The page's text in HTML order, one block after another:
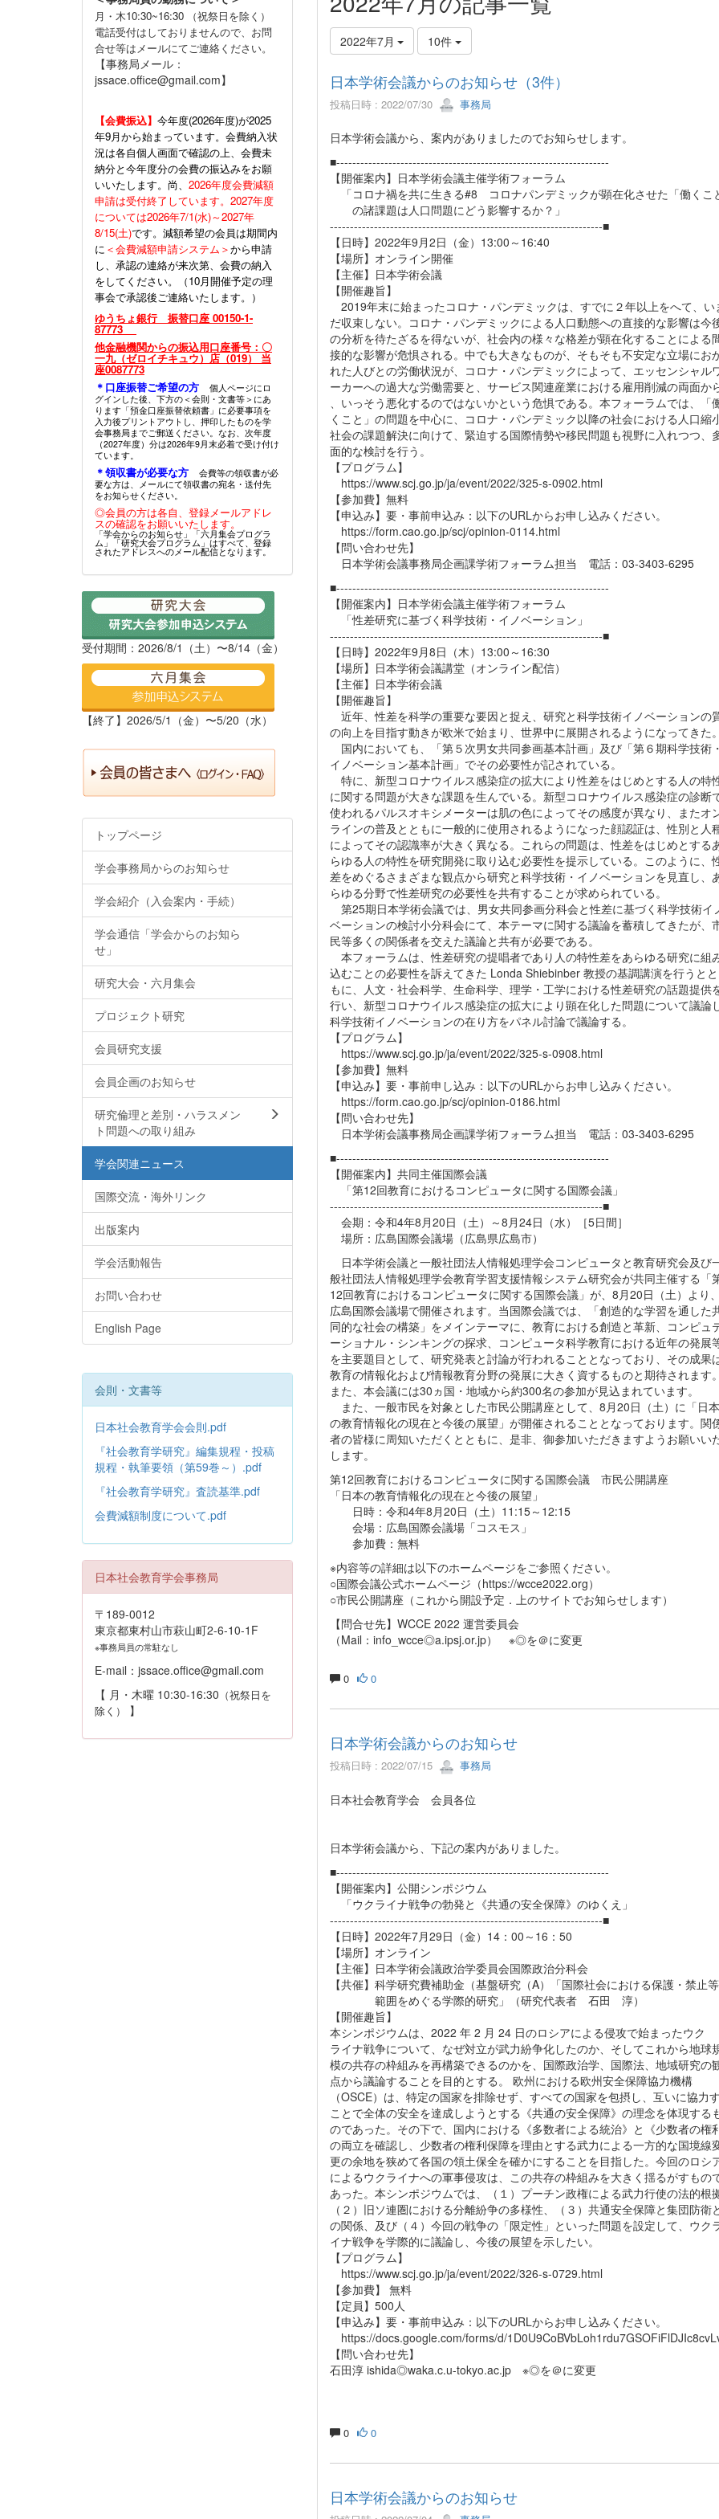
2022年7月 10件
日本学術会議からのお知らせ（3件）
投稿日時 : 2022/07/30 事務局
日本学術会議から、案内がありましたのでお知らせします。
■--------------------------------------------------------------------
【開催案内】日本学術会議主催学術フォーラム
「コロナ禍を共に生きる#8 コロナパンデミックが顕在化させた「働くこ
の諸課題は人口問題にどう影響するか？」
--------------------------------------------------------------------■
【日時】2022年9月2日（金）13:00～16:40
【場所】オンライン開催
【主催】日本学術会議
【開催趣旨】
2019年末に始まったコロナ・パンデミックは、すでに２年以上をへて、い
だ収束しない。コロナ・パンデミックによる人口動態への直接的な影響は今
の分析を待たざるを得ないが、社会内の様々な格差が顕在化することによる
接的な影響が危惧される。中でも大きなものが、そもそも不安定な立場にお
れた人びとの労働状況が、コロナ・パンデミックによって、エッセンシャル
ーカーへの過大な労働需要と、サービス関連産業における雇用削減の両面か
、いっそう悪化するのではないかという危惧である。本フォーラムでは、「
くこと」の問題を中心に、コロナ・パンデミック以降の社会における人口縮
社会の課題解決に向けて、緊迫する国際情勢や移民問題も視野に入れつつ、
面的な検討を行う。
【プログラム】
https://www.scj.go.jp/ja/event/2022/325-s-0902.html
【参加費】無料
【申込み】要・事前申込み：以下のURLからお申し込みください。
https://form.cao.go.jp/scj/opinion-0114.html
【問い合わせ先】
日本学術会議事務局企画課学術フォーラム担当 電話：03-3403-6295
■--------------------------------------------------------------------
【開催案内】日本学術会議主催学術フォーラム
「性差研究に基づく科学技術・イノベーション」
--------------------------------------------------------------------■
【日時】2022年9月8日（木）13:00～16:30
【場所】日本学術会議講堂（オンライン配信）
【主催】日本学術会議
【開催趣旨】
近年、性差を科学の重要な要因と捉え、研究と科学技術イノベーションの
の向上を目指す動きが欧米で始まり、世界中に展開されるようになってきた。
国内においても、「第５次男女共同参画基本計画」及び「第６期科学技術・
イノベーション基本計画」でその必要性が記されている。
特に、新型コロナウイルス感染症の拡大により性差をはじめとする人の特
に関する問題が大きな課題を生んでいる。新型コロナウイルス感染症の診断
使われるパルスオキシメーターは肌の色によってその感度が異なり、またオ
ラインの普及とともに一般的に使用されるようになった顔認証は、性別と人
によってその認識率が大きく異なる。これらの問題は、性差をはじめとする
らゆる人の特性を研究開発に取り込む必要性を提示している。このように、
差をめぐるさまざまな観点から研究と科学技術・イノベーションを見直し、
らゆる分野で性差研究の必要性を共有することが求められている。
第25期日本学術会議では、男女共同参画分科会と性差に基づく科学技術イ
ベーションの検討小分科会にて、本テーマに関する議論を蓄積してきたが、
民等多くの関係者を交えた議論と共有が必要である。
本フォーラムは、性差研究の提唱者であり人の特性差をあらゆる研究に組
込むことの必要性を訴えてきた Londa Shiebinber 教授の基調講演を行うとと
もに、人文・社会科学、生命科学、理学・工学における性差研究の話題提供
行い、新型コロナウイルス感染症の拡大により顕在化した問題について議論し
科学技術イノベーションの在り方をパネル討論で議論する。
【プログラム】
https://www.scj.go.jp/ja/event/2022/325-s-0908.html
【参加費】無料
【申込み】要・事前申し込み：以下のURLからお申し込みください。
https://form.cao.go.jp/scj/opinion-0186.html
【問い合わせ先】
日本学術会議事務局企画課学術フォーラム担当 電話：03-3403-6295
■--------------------------------------------------------------------
【開催案内】共同主催国際会議
「第12回教育におけるコンピュータに関する国際会議」
--------------------------------------------------------------------■
会期：令和4年8月20日（土）～8月24日（水）［5日間］
場所：広島国際会議場（広島県広島市）
日本学術会議と一般社団法人情報処理学会コンピュータと教育研究会及び
般社団法人情報処理学会教育学習支援情報システム研究会が共同主催する「
12回教育におけるコンピュータに関する国際会議」が、8月20日（土）より、
広島国際会議場で開催されます。当国際会議では、「創造的な学習を通した
同的な社会の構築」をメインテーマに、教育における創造と革新、コンピュ
ーショナル・シンキングの探求、コンピュータ科学教育における近年の発展
を主要題目として、研究発表と討論が行われることとなっており、その成果は
教育の情報化および情報教育分野の発展に大きく資するものと期待されます。
また、本会議には30ヵ国・地域から約300名の参加が見込まれています。
また、一般市民を対象とした市民公開講座として、8月20日（土）に「日本
の教育情報化の現在と今後の展望」が開催されることとなっております。関
者の皆様に周知いただくとともに、是非、御参加いただきますようお願いい
します。
第12回教育におけるコンピュータに関する国際会議 市民公開講座
「日本の教育情報化の現在と今後の展望」
日時：令和4年8月20日（土）11:15～12:15
会場：広島国際会議場「コスモス」
参加費：無料
※内容等の詳細は以下のホームページをご参照ください。
○国際会議公式ホームページ（https://wcce2022.org）
○市民公開講座（これから開設予定．上のサイトでお知らせします）
【問合せ先】WCCE 2022 運営委員会
（Mail：info_wcce◎a.ipsj.or.jp） ※◎を＠に変更
0 0
日本学術会議からのお知らせ
投稿日時 : 2022/07/15 事務局
日本社会教育学会 会員各位
日本学術会議から、下記の案内がありました。
■--------------------------------------------------------------------
【開催案内】公開シンポジウム
「ウクライナ戦争の勃発と《共通の安全保障》のゆくえ」
--------------------------------------------------------------------■
【日時】2022年7月29日（金）14：00～16：50
【場所】オンライン
【主催】日本学術会議政治学委員会国際政治分科会
【共催】科学研究費補助金（基盤研究（A）「国際社会における保護・禁止
範囲をめぐる学際的研究」（研究代表者 石田 淳）
【開催趣旨】
本シンポジウムは、2022 年 2 月 24 日のロシアによる侵攻で始まったウク
ライナ戦争について、なぜ対立が武力紛争化したのか、そしてこれから地球
模の共存の枠組みを再構築できるのかを、国際政治学、国際法、地域研究の
点から議論することを目的とする。 欧州における欧州安全保障協力機構
（OSCE）は、特定の国家を排除せず、すべての国家を包摂し、互いに協力
ことで全体の安全を達成しようとする《共通の安全保障》の理念を体現する
のであった。その下で、国内における《多数者による統治》と《少数者の権
の両立を確認し、少数者の権利保障を理由とする武力による一方的な国境線
更の余地を狭めて各国の領土保全を確かにすることを目指した。今回のロシ
によるウクライナへの軍事侵攻は、この共存の枠組みを大きく揺るがすもの
あった。本シンポジウムでは、（１）プーチン政権による武力行使の法的根拠
（２）旧ソ連圏における分離紛争の多様性、（３）共通安全保障と集団防衛
の関係、及び（４）今回の戦争の「限定性」といった問題を設定して、ウク
イナ戦争を学際的に議論し、今後の展望を示したい。
【プログラム】
https://www.scj.go.jp/ja/event/2022/326-s-0729.html
【参加費】 無料
【定員】500人
【申込み】要・事前申込み：以下のURLからお申し込みください。
https://docs.google.com/forms/d/
【問い合わせ先】
石田淳 ishida◎waka.c.u-tokyo.ac.jp ※◎を＠に変更
0 0
日本学術会議からのお知らせ
月・木10:30~16:30 （祝祭日を除く）
電話受付はしておりませんので、お問
合せ等はメールにてご連絡ください。
【事務局メール：
jssace.office@gmail.com】
【会費振込】 今年度(2026年度)が2025
年9月から始まっています。会費納入状
況は各自個人画面で確認の上、会費未
納分と今年度分の会費の振込みをお願
いいたします。尚、 2026年度会費減額
申請は受付終了しています。2027年度
については2026年7/1(水)～2027年
8/15(土)です。減額希望の会員は期間内
に ＜会費減額申請システム＞から申請
し、承認の連絡が来次第、会費の納入
をしてください。（10月開催予定の理
事会で承認後ご連絡いたします。）
ゆうちょ銀行 振替口座 00150-1-
87773
他金融機関からの振込用口座番号：〇
一九（ゼロイチキュウ）店（019） 当
座0087773
＊口座振替ご希望の方
個人ページにロ
グインした後、下方の＜会則・文書等＞にあ
ります「預金口座振替依頼書」に必要事項を
入力後プリントアウトし、押印したものを学
会事務局までご郵送ください。なお、次年度
（2027年度）分は2026年9月末必着で受け付け
ています。
＊領収書が必要な方
会費等の領収書が必
要な方は、メールにて領収書の宛名・送付先
をお知らせください。
◎会員の方は各自、登録メールアドレ
スの確認をお願いいたします。
「学会からのお知らせ」「六月集会プログラ
ム」「研究大会プログラム」はすべて、登録
されたアドレスへのメール配信となります。
受付期間：2026/8/1（土）〜8/14（金）
【終了】2026/5/1（金）〜5/20（水）
トップページ
学会事務局からのお知らせ
学会紹介（入会案内・手続）
学会通信「学会からのお知ら
せ」
研究大会・六月集会
プロジェクト研究
会員研究支援
会員企画のお知らせ
研究倫理と差別・ハラスメン
ト問題への取り組み
学会関連ニュース
国際交流・海外リンク
出版案内
学会活動報告
お問い合わせ
English Page
会則・文書等
日本社会教育学会会則.pdf
『社会教育学研究』編集規程・投稿
規程・執筆要領（第59巻～）.pdf
『社会教育学研究』査読基準.pdf
会費減額制度について.pdf
日本社会教育学会事務局
〒189-0012
東京都東村山市萩山町2-6-10-1F
※事務局員の常駐なし
E-mail：jssace.office@gmail.com
【 月・木曜 10:30-16:30 （祝祭日を
除く）
】